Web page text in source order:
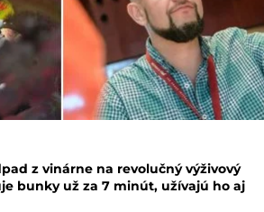
z vinárne na revolučný výživový
bunky už za 7 minút, užívajú ho aj